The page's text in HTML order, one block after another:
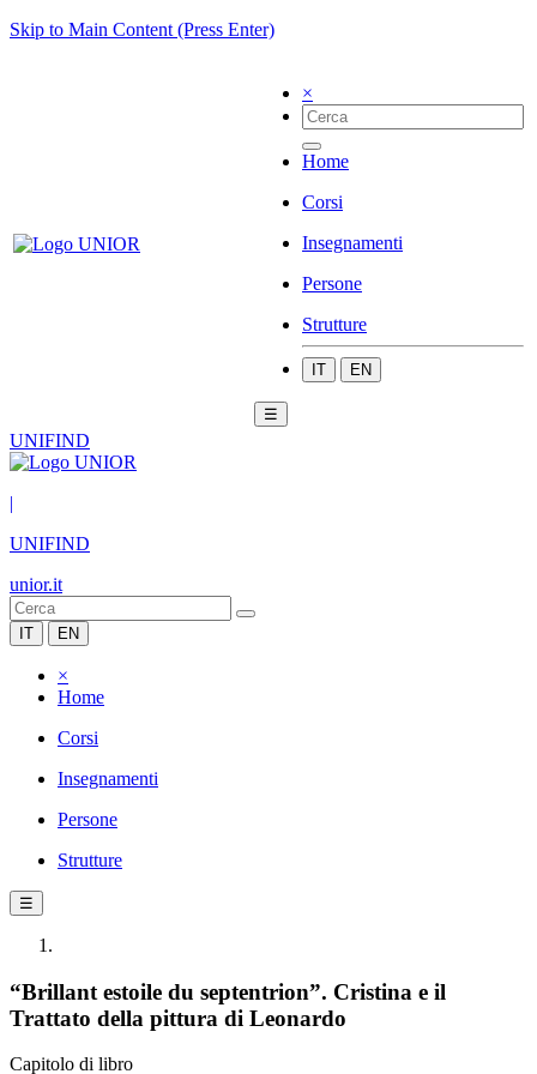
Skip to Main Content (Press Enter)
×
Home
Corsi
Insegnamenti
Persone
Strutture
IT EN
☰
UNIFIND
|
UNIFIND
unior.it
IT EN
×
Home
Corsi
Insegnamenti
Persone
Strutture
☰
“Brillant estoile du septentrion”. Cristina e il
Trattato della pittura di Leonardo
Capitolo di libro